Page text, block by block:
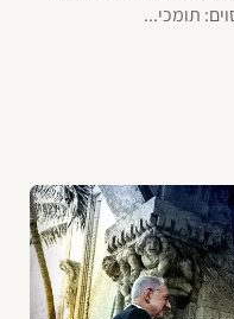
תומכי...